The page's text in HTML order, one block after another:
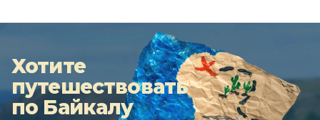
Хотите
путешествовать
по Байкалу